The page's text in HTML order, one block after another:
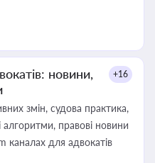
новини,
+16
змін, судова практика,
алгоритми, правові новини
каналах для адвокатів